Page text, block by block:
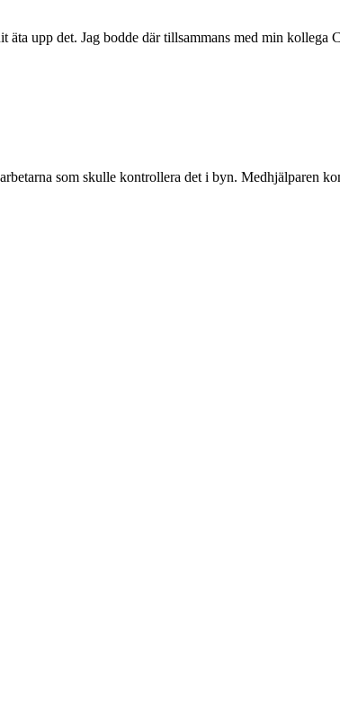
upp det. Jag bodde där tillsammans med min
som skulle kontrollera det i byn. Medhjälparen